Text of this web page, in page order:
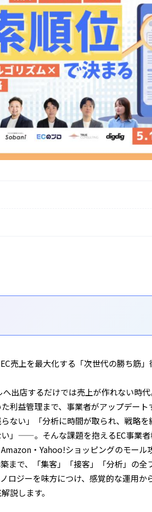
売上を最大化する「次世代の勝ち筋
出店するだけでは売上が作れない時
利益管理まで、事業者がアップデート
ない」「分析に時間が取られ、戦略
」——。そんな課題を抱えるEC事業
・Yahoo!ショッピングのモー
まで、「集客」「接客」「分析」の
ロジーを味方につけ、感覚的な運用
説します。